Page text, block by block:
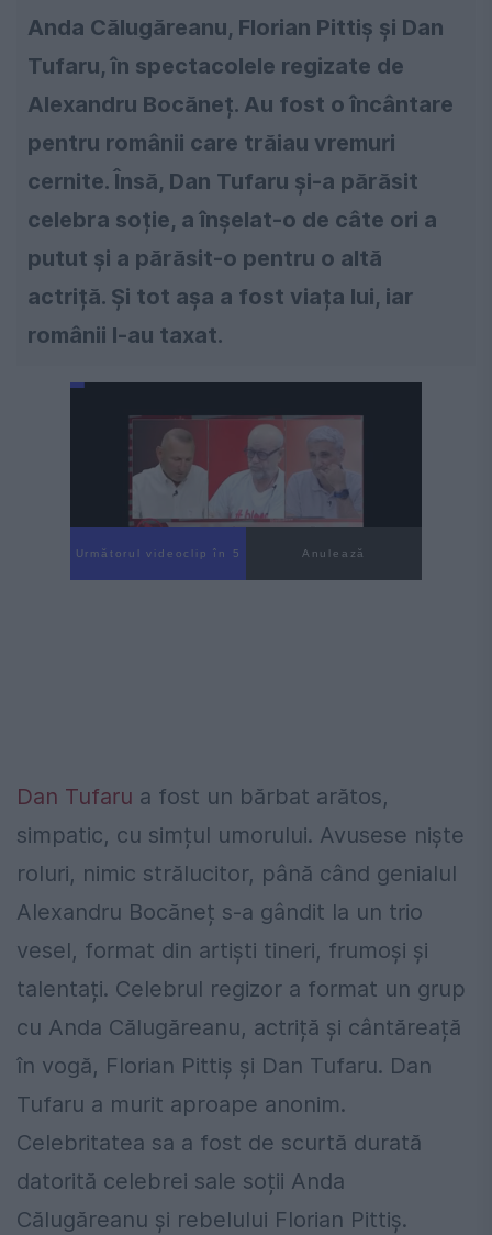
Anda Călugăreanu, Florian Pittiș și Dan
Tufaru, în spectacolele regizate de
Alexandru Bocăneț. Au fost o încântare
pentru românii care trăiau vremuri
cernite. Însă, Dan Tufaru și-a părăsit
celebra soție, a înșelat-o de câte ori a
putut și a părăsit-o pentru o altă
actriță. Și tot așa a fost viața lui, iar
românii l-au taxat.
Următorul videoclip în 4 Anulează
Dan Tufaru a fost un bărbat arătos,
simpatic, cu simțul umorului. Avusese niște
roluri, nimic strălucitor, până când genialul
Alexandru Bocăneț s-a gândit la un trio
vesel, format din artiști tineri, frumoși și
talentați. Celebrul regizor a format un grup
cu Anda Călugăreanu, actriță și cântăreață
în vogă, Florian Pittiș și Dan Tufaru. Dan
Tufaru a murit aproape anonim.
Celebritatea sa a fost de scurtă durată
datorită celebrei sale soții Anda
Călugăreanu și rebelului Florian Pittiș.